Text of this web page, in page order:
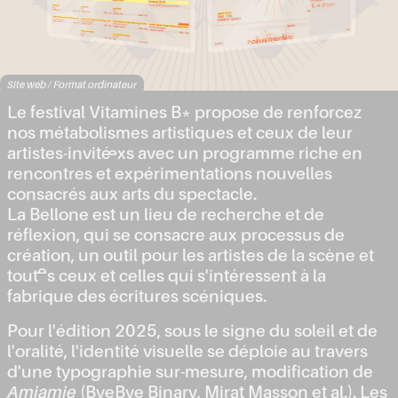
Site web / Format ordinateur
Le festival Vitamines B* propose de renforcez
nos métabolismes artistiques et ceux de leur
artistes-invité·exs avec un programme riche en
rencontres et expérimentations nouvelles
consacrés aux arts du spectacle.
La Bellone est un lieu de recherche et de
réflexion, qui se consacre aux processus de
création, un outil pour les artistes de la scène et
tout·es ceux et celles qui s'intéressent à la
fabrique des écritures scéniques.
Pour l'édition 2025, sous le signe du soleil et de
l'oralité, l'identité visuelle se déploie au travers
d'une typographie sur-mesure, modification de
Amiamie (ByeBye Binary, Mirat Masson et al.). Les